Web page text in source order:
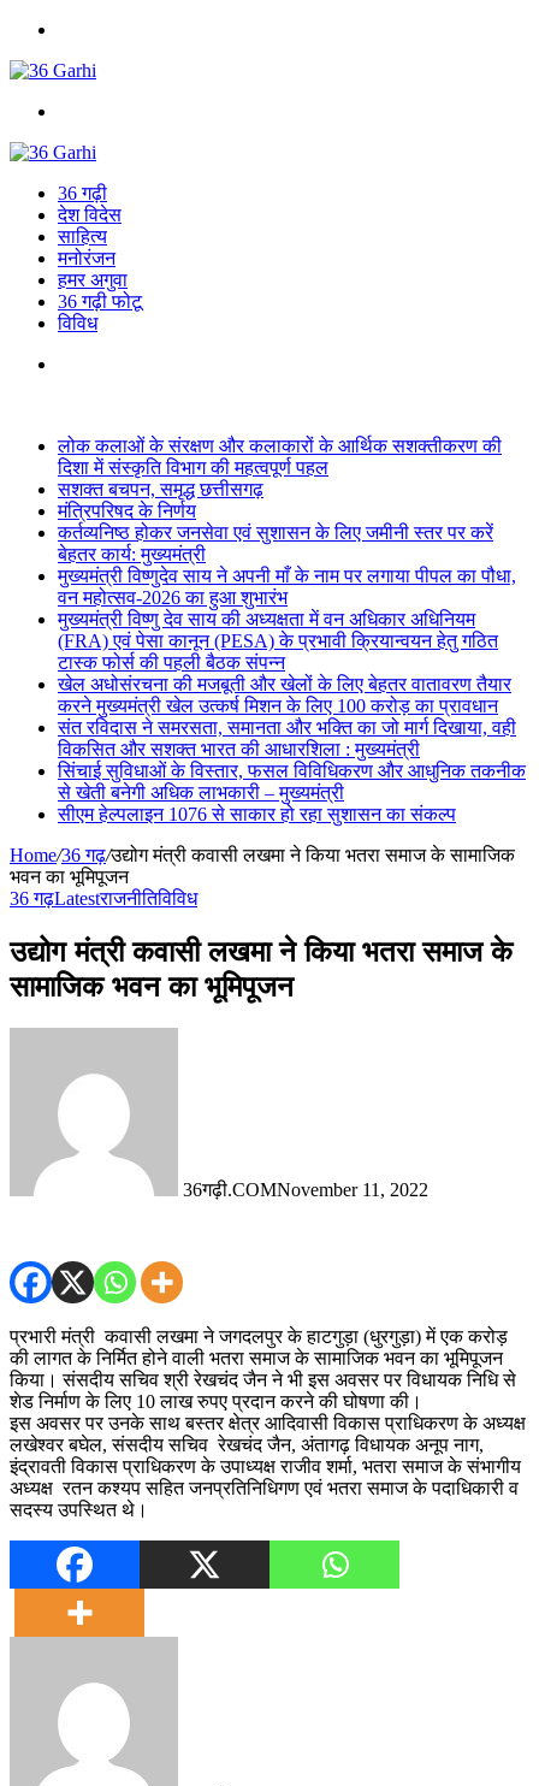
36 गढ़ी
देश विदेस
साहित्य
मनोरंजन
हमर अगुवा
36 गढ़ी फोटू
विविध
लोक कलाओं के संरक्षण और कलाकारों के आर्थिक सशक्तीकरण की
दिशा में संस्कृति विभाग की महत्वपूर्ण पहल
सशक्त बचपन, समृद्ध छत्तीसगढ़
मंत्रिपरिषद के निर्णय
कर्तव्यनिष्ठ होकर जनसेवा एवं सुशासन के लिए जमीनी स्तर पर करें
बेहतर कार्य: मुख्यमंत्री
मुख्यमंत्री विष्णुदेव साय ने अपनी माँ के नाम पर लगाया पीपल का पौधा,
वन महोत्सव-2026 का हुआ शुभारंभ
मुख्यमंत्री विष्णु देव साय की अध्यक्षता में वन अधिकार अधिनियम
(FRA) एवं पेसा कानून (PESA) के प्रभावी क्रियान्वयन हेतु गठित
टास्क फोर्स की पहली बैठक संपन्न
खेल अधोसंरचना की मजबूती और खेलों के लिए बेहतर वातावरण तैयार
करने मुख्यमंत्री खेल उत्कर्ष मिशन के लिए 100 करोड़ का प्रावधान
संत रविदास ने समरसता, समानता और भक्ति का जो मार्ग दिखाया, वही
विकसित और सशक्त भारत की आधारशिला : मुख्यमंत्री
सिंचाई सुविधाओं के विस्तार, फसल विविधिकरण और आधुनिक तकनीक
से खेती बनेगी अधिक लाभकारी – मुख्यमंत्री
सीएम हेल्पलाइन 1076 से साकार हो रहा सुशासन का संकल्प
Home/36 गढ़/उद्योग मंत्री कवासी लखमा ने किया भतरा समाज के सामाजिक
भवन का भूमिपूजन
36 गढ़Latestराजनीतिविविध
उद्योग मंत्री कवासी लखमा ने किया भतरा समाज के
सामाजिक भवन का भूमिपूजन
36गढ़ी.COMNovember 11, 2022
प्रभारी मंत्री कवासी लखमा ने जगदलपुर के हाटगुड़ा (धुरगुड़ा) में एक करोड़
की लागत के निर्मित होने वाली भतरा समाज के सामाजिक भवन का भूमिपूजन
किया। संसदीय सचिव श्री रेखचंद जैन ने भी इस अवसर पर विधायक निधि से
शेड निर्माण के लिए 10 लाख रुपए प्रदान करने की घोषणा की।
इस अवसर पर उनके साथ बस्तर क्षेत्र आदिवासी विकास प्राधिकरण के अध्यक्ष
लखेश्वर बघेल, संसदीय सचिव रेखचंद जैन, अंतागढ़ विधायक अनूप नाग,
इंद्रावती विकास प्राधिकरण के उपाध्यक्ष राजीव शर्मा, भतरा समाज के संभागीय
अध्यक्ष रतन कश्यप सहित जनप्रतिनिधिगण एवं भतरा समाज के पदाधिकारी व
सदस्य उपस्थित थे।